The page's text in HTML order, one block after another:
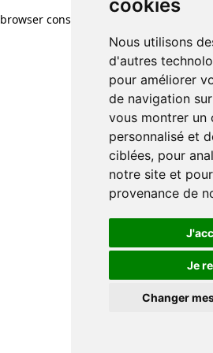
cookies
Nous utilisons
d'autres
pour améliorer
de navigation
vous montrer un
personnalisé et
ciblées, pour
notre site et
provenance de
Je
Changer
browser console for more information)